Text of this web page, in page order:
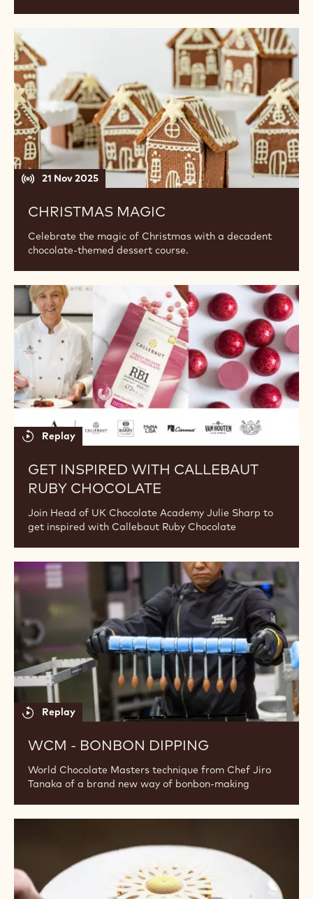
21 Nov 2025
CHRISTMAS MAGIC
Celebrate the magic of Christmas with a decadent
chocolate-themed dessert course.
Christmas
Magic
Replay
GET INSPIRED WITH CALLEBAUT
RUBY CHOCOLATE
Join Head of UK Chocolate Academy Julie Sharp to
get inspired with Callebaut Ruby Chocolate
Get
Inspired
with
Callebaut
Ruby
Chocolate
Replay
WCM - BONBON DIPPING
World Chocolate Masters technique from Chef Jiro
Tanaka of a brand new way of bonbon-making
WCM
-
Bonbon
dipping
Tuiles